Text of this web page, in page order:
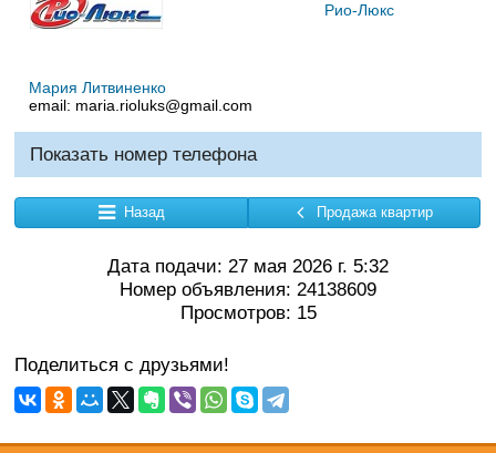
Рио-Люкс
Мария Литвиненко
email: maria.rioluks@gmail.com
Показать номер телефона
Назад Продажа квартир
Дата подачи: 27 мая 2026 г. 5:32
Номер объявления: 24138609
Просмотров: 15
Поделиться с друзьями!